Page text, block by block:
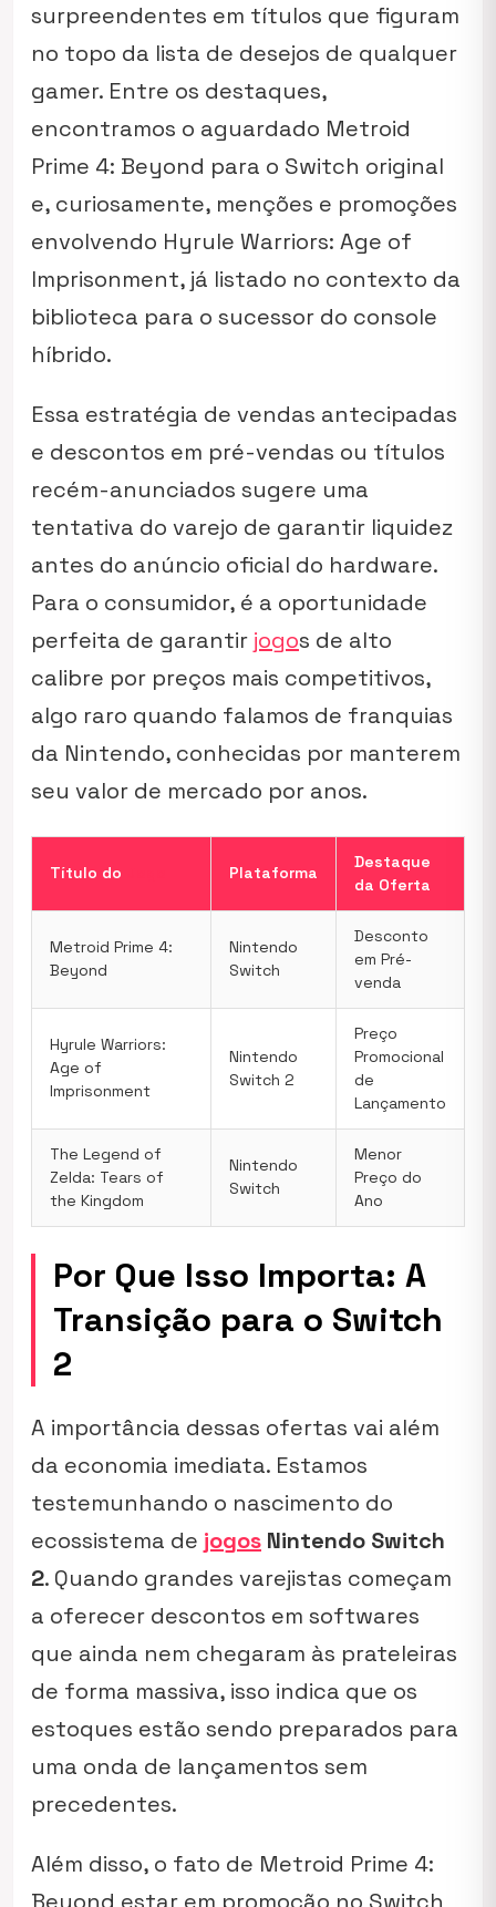
surpreendentes em títulos que figuram
no topo da lista de desejos de qualquer
gamer. Entre os destaques,
encontramos o aguardado Metroid
Prime 4: Beyond para o Switch original
e, curiosamente, menções e promoções
envolvendo Hyrule Warriors: Age of
Imprisonment, já listado no contexto da
biblioteca para o sucessor do console
híbrido.
Essa estratégia de vendas antecipadas
e descontos em pré-vendas ou títulos
recém-anunciados sugere uma
tentativa do varejo de garantir liquidez
antes do anúncio oficial do hardware.
Para o consumidor, é a oportunidade
perfeita de garantir jogos de alto
calibre por preços mais competitivos,
algo raro quando falamos de franquias
da Nintendo, conhecidas por manterem
seu valor de mercado por anos.
Título do Plataforma
Destaque
da Oferta
Metroid Prime 4:
Beyond
Nintendo
Switch
Desconto
em Pré-
venda
Hyrule Warriors:
Age of
Imprisonment
Nintendo
Switch 2
Preço
Promocional
de
Lançamento
The Legend of
Zelda: Tears of
the Kingdom
Nintendo
Switch
Menor
Preço do
Ano
Por Que Isso Importa: A
Transição para o Switch
2
A importância dessas ofertas vai além
da economia imediata. Estamos
testemunhando o nascimento do
ecossistema de jogos Nintendo Switch
2. Quando grandes varejistas começam
a oferecer descontos em softwares
que ainda nem chegaram às prateleiras
de forma massiva, isso indica que os
estoques estão sendo preparados para
uma onda de lançamentos sem
precedentes.
Além disso, o fato de Metroid Prime 4: